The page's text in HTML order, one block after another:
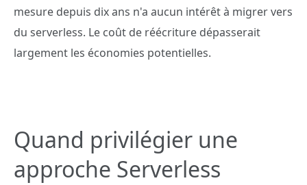
mesure depuis dix ans n'a aucun intérêt à migrer vers
du serverless. Le coût de réécriture dépasserait
largement les économies potentielles.
Quand privilégier une
approche Serverless